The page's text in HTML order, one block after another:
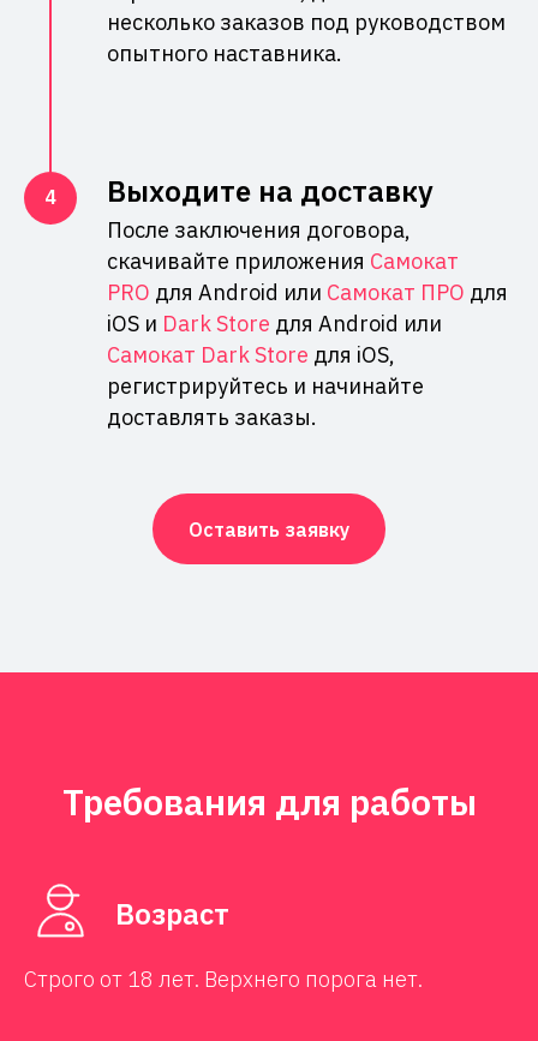
несколько заказов под руководством
опытного наставника.
Выходите на доставку
После заключения договора,
скачивайте приложения Самокат
PRO для Android или Самокат ПРО для
iOS и Dark Store для Android или
Самокат Dark Store для iOS,
регистрируйтесь и начинайте
доставлять заказы.
Оставить заявку
Требования для работы
Возраст
Строго от 18 лет. Верхнего порога нет.